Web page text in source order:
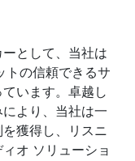
として、当社は
トの信頼できるサ
います。卓越し
より、当社は一
獲得し、リスニ
オ ソリューショ